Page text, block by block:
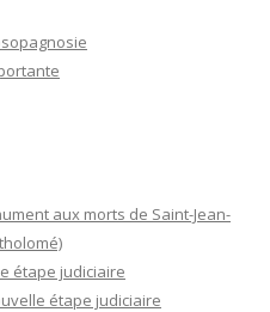
aux morts de Saint-Jean-
étape judiciaire
étape judiciaire